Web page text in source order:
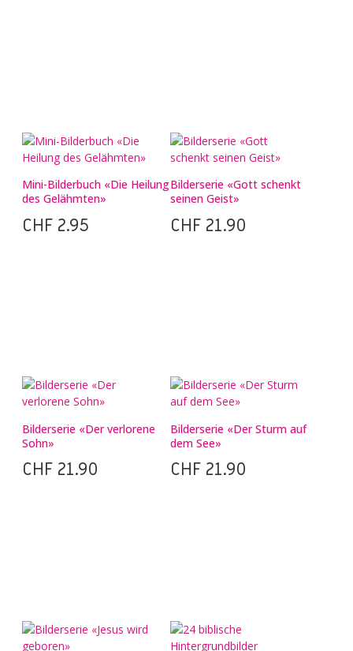
Mini-Bilderbuch «Die Heilung
des Gelähmten»
CHF 2.95
Bilderserie «Gott schenkt
seinen Geist»
CHF 21.90
Bilderserie «Der verlorene
Sohn»
CHF 21.90
Bilderserie «Der Sturm auf
dem See»
CHF 21.90